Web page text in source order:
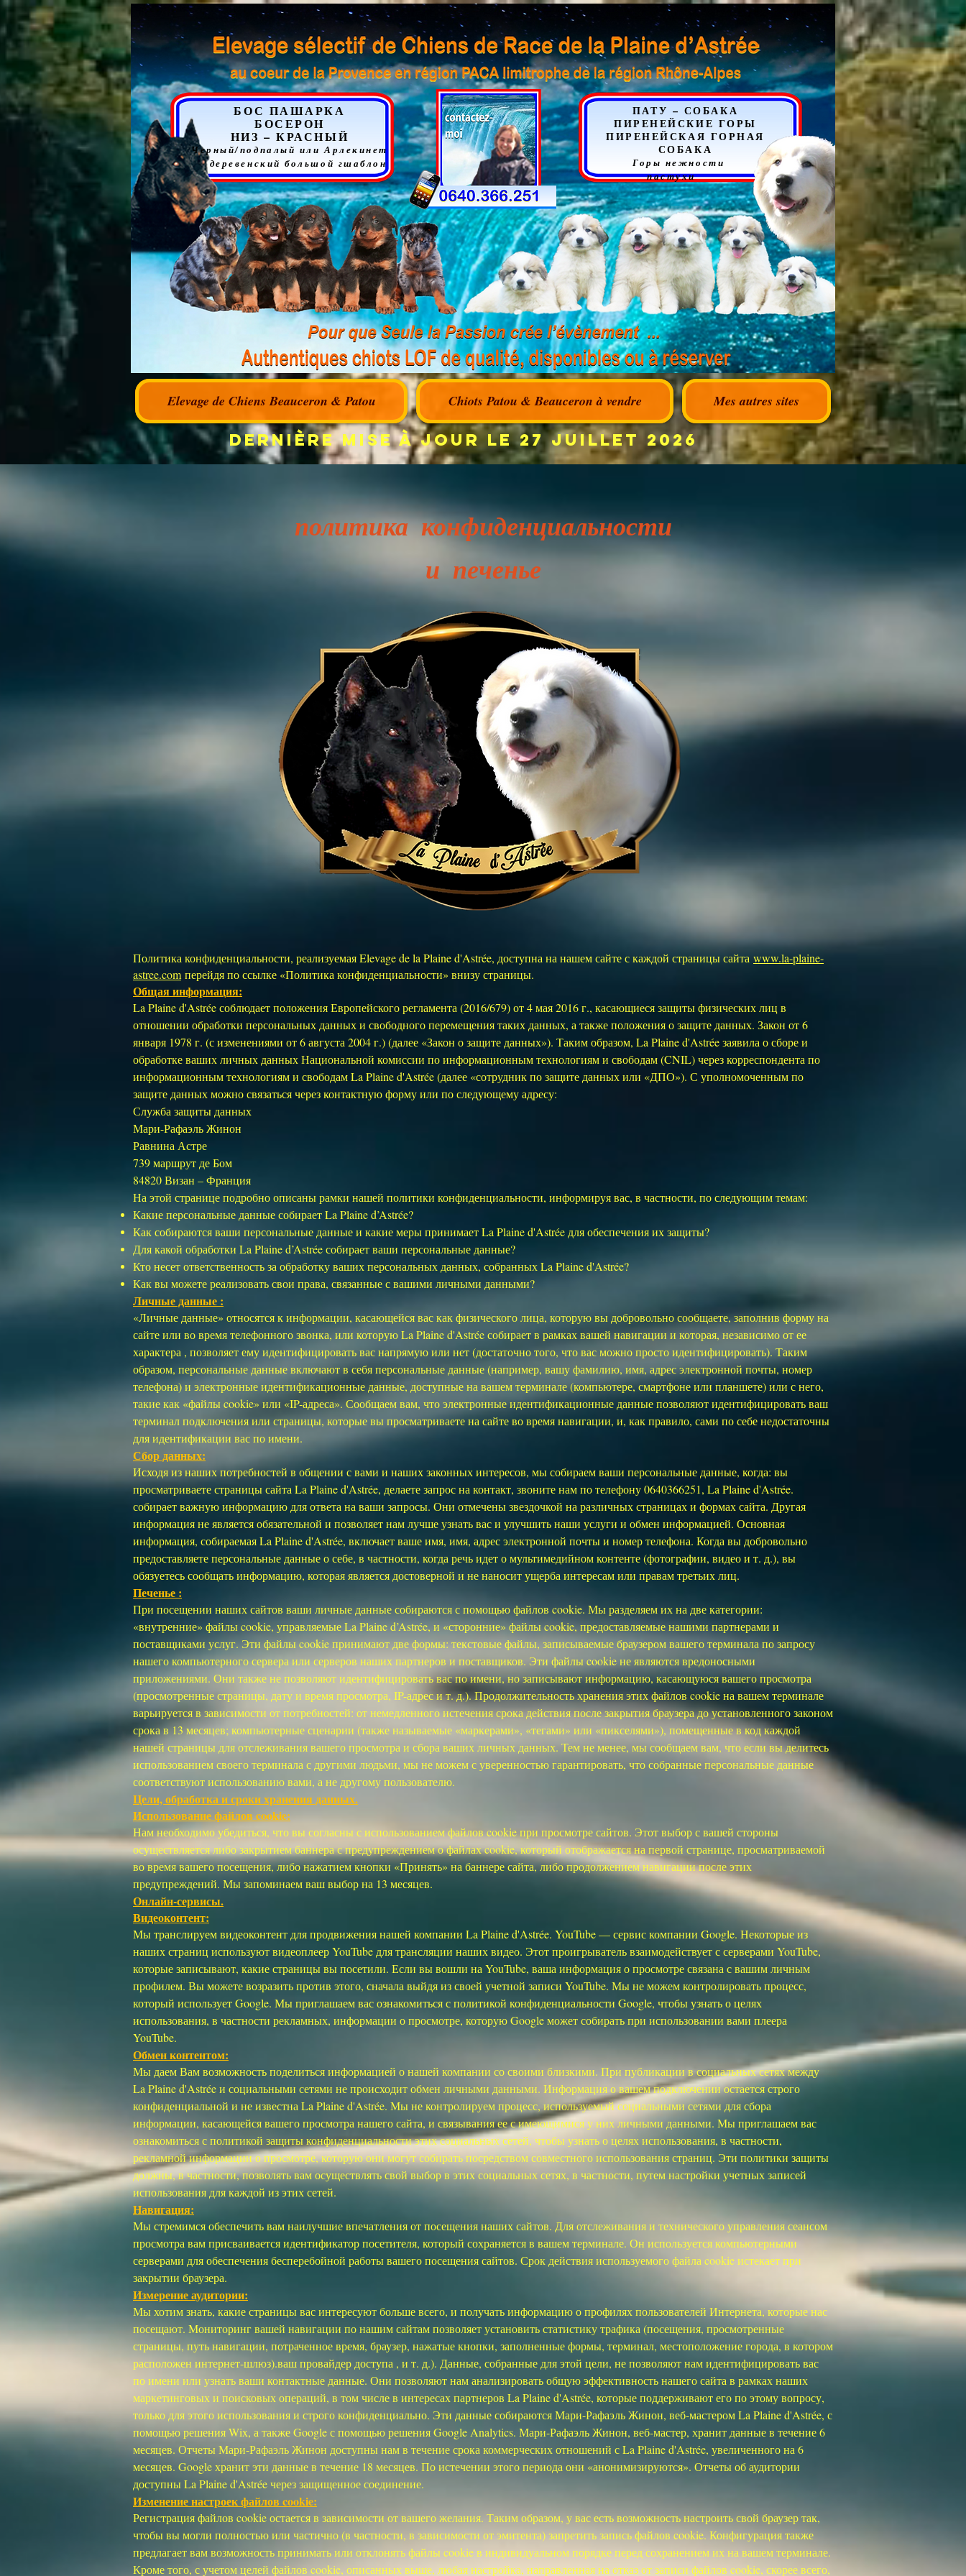
БОС ПАШАРКА
БОСЕРОН
НИЗ – КРАСНЫЙ
Черный/подпалый или Арлекинет
деревенский большой гшаблон
ПАТУ – СОБАКА
ПИРЕНЕЙСКИЕ ГОРЫ
ПИРЕНЕЙСКАЯ ГОРНАЯ
СОБАКА
Горы нежности
пастухи
Elevage de Chiens Beauceron & Patou Chiots Patou & Beauceron à vendre Mes autres sites
Dernière mise à jour le 27 JUILLET 2026
политика конфиденциальности
и печенье
Политика конфиденциальности, реализуемая Elevage de la Plaine d'Astrée, доступна на нашем сайте с каждой страницы сайта www.la-plaine-
astree.com перейдя по ссылке «Политика конфиденциальности» внизу страницы.
Общая информация:
La Plaine d'Astrée соблюдает положения Европейского регламента (2016/679) от 4 мая 2016 г., касающиеся защиты физических лиц в
отношении обработки персональных данных и свободного перемещения таких данных, а также положения о защите данных. Закон от 6
января 1978 г. (с изменениями от 6 августа 2004 г.) (далее «Закон о защите данных»). Таким образом, La Plaine d'Astrée заявила о сборе и
обработке ваших личных данных Национальной комиссии по информационным технологиям и свободам (CNIL) через корреспондента по
информационным технологиям и свободам La Plaine d'Astrée (далее «сотрудник по защите данных или «ДПО»). С уполномоченным по
защите данных можно связаться через контактную форму или по следующему адресу:
Служба защиты данных
Мари-Рафаэль Жинон
Равнина Астре
739 маршрут де Бом
84820 Визан – Франция
На этой странице подробно описаны рамки нашей политики конфиденциальности, информируя вас, в частности, по следующим темам:
Какие персональные данные собирает La Plaine d’Astrée?
Как собираются ваши персональные данные и какие меры принимает La Plaine d'Astrée для обеспечения их защиты?
Для какой обработки La Plaine d’Astrée собирает ваши персональные данные?
Кто несет ответственность за обработку ваших персональных данных, собранных La Plaine d'Astrée?
Как вы можете реализовать свои права, связанные с вашими личными данными?
Личные данные :
«Личные данные» относятся к информации, касающейся вас как физического лица, которую вы добровольно сообщаете, заполнив форму на
сайте или во время телефонного звонка, или которую La Plaine d'Astrée собирает в рамках вашей навигации и которая, независимо от ее
характера , позволяет ему идентифицировать вас напрямую или нет (достаточно того, что вас можно просто идентифицировать). Таким
образом, персональные данные включают в себя персональные данные (например, вашу фамилию, имя, адрес электронной почты, номер
телефона) и электронные идентификационные данные, доступные на вашем терминале (компьютере, смартфоне или планшете) или с него,
такие как «файлы cookie» или «IP-адреса». Сообщаем вам, что электронные идентификационные данные позволяют идентифицировать ваш
терминал подключения или страницы, которые вы просматриваете на сайте во время навигации, и, как правило, сами по себе недостаточны
для идентификации вас по имени.
Сбор данных:
Исходя из наших потребностей в общении с вами и наших законных интересов, мы собираем ваши персональные данные, когда: вы
просматриваете страницы сайта La Plaine d'Astrée, делаете запрос на контакт, звоните нам по телефону 0640366251, La Plaine d'Astrée.
собирает важную информацию для ответа на ваши запросы. Они отмечены звездочкой на различных страницах и формах сайта. Другая
информация не является обязательной и позволяет нам лучше узнать вас и улучшить наши услуги и обмен информацией. Основная
информация, собираемая La Plaine d'Astrée, включает ваше имя, имя, адрес электронной почты и номер телефона. Когда вы добровольно
предоставляете персональные данные о себе, в частности, когда речь идет о мультимедийном контенте (фотографии, видео и т. д.), вы
обязуетесь сообщать информацию, которая является достоверной и не наносит ущерба интересам или правам третьих лиц.
Печенье :
При посещении наших сайтов ваши личные данные собираются с помощью файлов cookie. Мы разделяем их на две категории:
«внутренние» файлы cookie, управляемые La Plaine d’Astrée, и «сторонние» файлы cookie, предоставляемые нашими партнерами и
поставщиками услуг. Эти файлы cookie принимают две формы: текстовые файлы, записываемые браузером вашего терминала по запросу
нашего компьютерного сервера или серверов наших партнеров и поставщиков. Эти файлы cookie не являются вредоносными
приложениями. Они также не позволяют идентифицировать вас по имени, но записывают информацию, касающуюся вашего просмотра
(просмотренные страницы, дату и время просмотра, IP-адрес и т. д.). Продолжительность хранения этих файлов cookie на вашем терминале
варьируется в зависимости от потребностей: от немедленного истечения срока действия после закрытия браузера до установленного законом
срока в 13 месяцев; компьютерные сценарии (также называемые «маркерами», «тегами» или «пикселями»), помещенные в код каждой
нашей страницы для отслеживания вашего просмотра и сбора ваших личных данных. Тем не менее, мы сообщаем вам, что если вы делитесь
использованием своего терминала с другими людьми, мы не можем с уверенностью гарантировать, что собранные персональные данные
соответствуют использованию вами, а не другому пользователю.
Цели, обработка и сроки хранения данных.
Использование файлов cookie:
Нам необходимо убедиться, что вы согласны с использованием файлов cookie при просмотре сайтов. Этот выбор с вашей стороны
осуществляется либо закрытием баннера с предупреждением о файлах cookie, который отображается на первой странице, просматриваемой
во время вашего посещения, либо нажатием кнопки «Принять» на баннере сайта, либо продолжением навигации после этих
предупреждений. Мы запоминаем ваш выбор на 13 месяцев.
Онлайн-сервисы.
Видеоконтент:
Мы транслируем видеоконтент для продвижения нашей компании La Plaine d'Astrée. YouTube — сервис компании Google. Некоторые из
наших страниц используют видеоплеер YouTube для трансляции наших видео. Этот проигрыватель взаимодействует с серверами YouTube,
которые записывают, какие страницы вы посетили. Если вы вошли на YouTube, ваша информация о просмотре связана с вашим личным
профилем. Вы можете возразить против этого, сначала выйдя из своей учетной записи YouTube. Мы не можем контролировать процесс,
который использует Google. Мы приглашаем вас ознакомиться с политикой конфиденциальности Google, чтобы узнать о целях
использования, в частности рекламных, информации о просмотре, которую Google может собирать при использовании вами плеера
YouTube.
Обмен контентом:
Мы даем Вам возможность поделиться информацией о нашей компании со своими близкими. При публикации в социальных сетях между
La Plaine d'Astrée и социальными сетями не происходит обмен личными данными. Информация о вашем подключении остается строго
конфиденциальной и не известна La Plaine d'Astrée. Мы не контролируем процесс, используемый социальными сетями для сбора
информации, касающейся вашего просмотра нашего сайта, и связывания ее с имеющимися у них личными данными. Мы приглашаем вас
ознакомиться с политикой защиты конфиденциальности этих социальных сетей, чтобы узнать о целях использования, в частности,
рекламной информации о просмотре, которую они могут собирать посредством совместного использования страниц. Эти политики защиты
должны, в частности, позволять вам осуществлять свой выбор в этих социальных сетях, в частности, путем настройки учетных записей
использования для каждой из этих сетей.
Навигация:
Мы стремимся обеспечить вам наилучшие впечатления от посещения наших сайтов. Для отслеживания и технического управления сеансом
просмотра вам присваивается идентификатор посетителя, который сохраняется в вашем терминале. Он используется компьютерными
серверами для обеспечения бесперебойной работы вашего посещения сайтов. Срок действия используемого файла cookie истекает при
закрытии браузера.
Измерение аудитории:
Мы хотим знать, какие страницы вас интересуют больше всего, и получать информацию о профилях пользователей Интернета, которые нас
посещают. Мониторинг вашей навигации по нашим сайтам позволяет установить статистику трафика (посещения, просмотренные
страницы, путь навигации, потраченное время, браузер, нажатые кнопки, заполненные формы, терминал, местоположение города, в котором
расположен интернет-шлюз).ваш провайдер доступа , и т. д.). Данные, собранные для этой цели, не позволяют нам идентифицировать вас
по имени или узнать ваши контактные данные. Они позволяют нам анализировать общую эффективность нашего сайта в рамках наших
маркетинговых и поисковых операций, в том числе в интересах партнеров La Plaine d'Astrée, которые поддерживают его по этому вопросу,
только для этого использования и строго конфиденциально. Эти данные собираются Мари-Рафаэль Жинон, веб-мастером La Plaine d'Astrée, с
помощью решения Wix, а также Google с помощью решения Google Analytics. Мари-Рафаэль Жинон, веб-мастер, хранит данные в течение 6
месяцев. Отчеты Мари-Рафаэль Жинон доступны нам в течение срока коммерческих отношений с La Plaine d'Astrée, увеличенного на 6
месяцев. Google хранит эти данные в течение 18 месяцев. По истечении этого периода они «анонимизируются». Отчеты об аудитории
доступны La Plaine d'Astrée через защищенное соединение.
Изменение настроек файлов cookie:
Регистрация файлов cookie остается в зависимости от вашего желания. Таким образом, у вас есть возможность настроить свой браузер так,
чтобы вы могли полностью или частично (в частности, в зависимости от эмитента) запретить запись файлов cookie. Конфигурация также
предлагает вам возможность принимать или отклонять файлы cookie в индивидуальном порядке перед сохранением их на вашем терминале.
Кроме того, с учетом целей файлов cookie, описанных выше, любая настройка, направленная на отказ от записи файлов cookie, скорее всего,